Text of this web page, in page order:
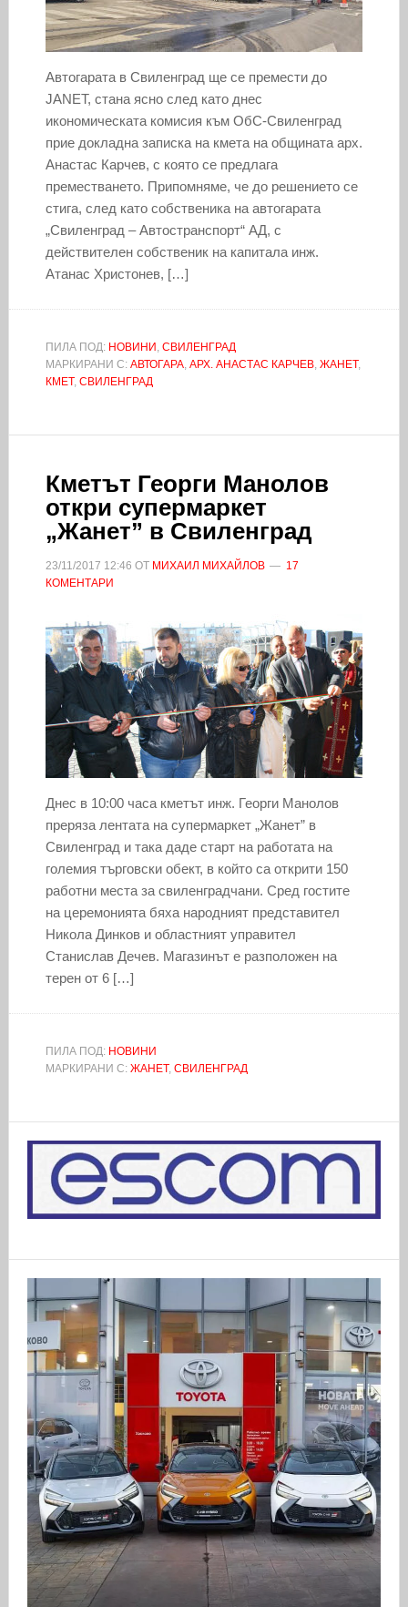
Автогарата в Свиленград ще се премести до
JANET, стана ясно след като днес
икономическата комисия към ОбС-Свиленград
прие докладна записка на кмета на общината арх.
Анастас Карчев, с която се предлага
преместването. Припомняме, че до решението се
стига, след като собственика на автогарата
„Свиленград – Автостранспорт“ АД, с
действителен собственик на капитала инж.
Атанас Христонев, […]
ПИЛА ПОД: НОВИНИ , СВИЛЕНГРАД
МАРКИРАНИ С: АВТОГАРА, АРХ. АНАСТАС КАРЧЕВ, ЖАНЕТ,
КМЕТ, СВИЛЕНГРАД
Кметът Георги Манолов
откри супермаркет
„Жанет” в Свиленград
23/11/2017 12:46 ОТ МИХАИЛ МИХАЙЛОВ
17
КОМЕНТАРИ
Днес в 10:00 часа кметът инж. Георги Манолов
преряза лентата на супермаркет „Жанет” в
Свиленград и така даде старт на работата на
големия търговски обект, в който са открити 150
работни места за свиленградчани. Сред гостите
на церемонията бяха народният представител
Никола Динков и областният управител
Станислав Дечев. Магазинът е разположен на
терен от 6 […]
ПИЛА ПОД: НОВИНИ
МАРКИРАНИ С: ЖАНЕТ, СВИЛЕНГРАД